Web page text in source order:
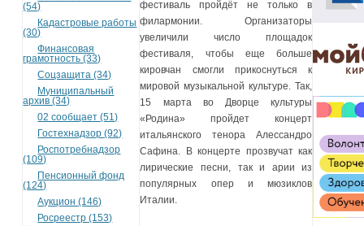
(54)
Кадастровые работы
(30)
Финансовая
грамотность (33)
Соцзащита (34)
Муниципальный
архив (34)
02 сообщает (51)
Гостехнадзор (92)
Роспотребнадзор
(109)
Пенсионный фонд
(124)
Аукцион (146)
Росреестр (153)
фестиваль пройдёт не только в
филармонии. Организаторы
увеличили число площадок
фестиваля, чтобы еще больше
кировчан смогли прикоснуться к
мировой музыкальной культуре. Так,
15 марта во Дворце культуры
«Родина» пройдет концерт
итальянского тенора Алессандро
Сафина. В концерте прозвучат как
лирические песни, так и арии из
популярных опер и мюзиклов
Италии.